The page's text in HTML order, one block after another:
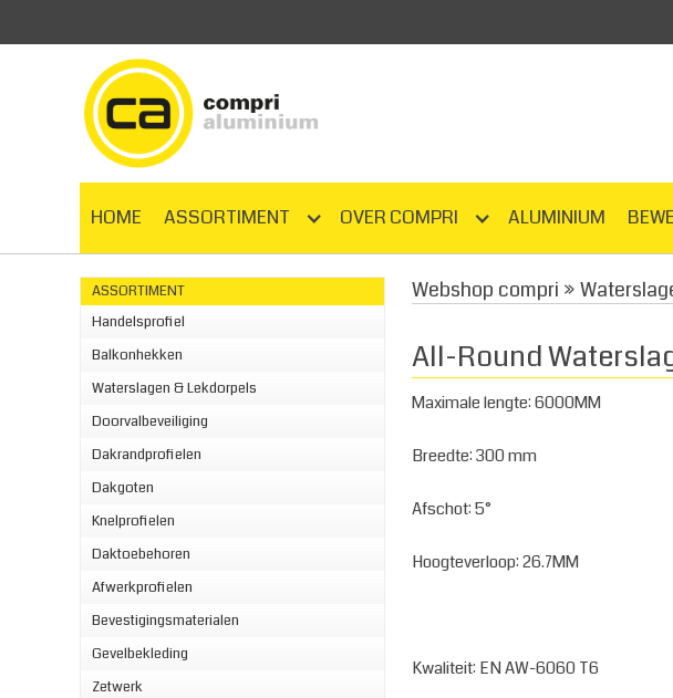
HOME ASSORTIMENT OVER COMPRI ALUMINIUM
ASSORTIMENT
Handelsprofiel
Balkonhekken
Waterslagen & Lekdorpels
Doorvalbeveiliging
Dakrandprofielen
Dakgoten
Knelprofielen
Daktoebehoren
Afwerkprofielen
Bevestigingsmaterialen
Gevelbekleding
Zetwerk
Webshop compri »
All-Round
Maximale lengte: 6000MM
Breedte: 300 mm
Afschot: 5°
Hoogteverloop: 26.7MM
Kwaliteit: EN AW-6060 T6